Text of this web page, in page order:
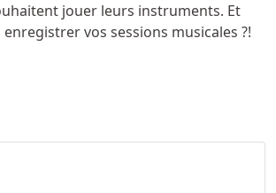
jouer leurs instruments. Et
vos sessions musicales ?!